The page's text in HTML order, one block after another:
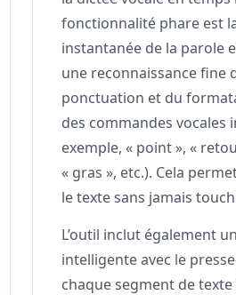
fonctionnalité phare est
instantanée de la parole
une reconnaissance fine
ponctuation et du
des commandes vocales
exemple, « point », «
« gras », etc.). Cela
le texte sans jamais
L’outil inclut également
intelligente avec le
chaque segment de